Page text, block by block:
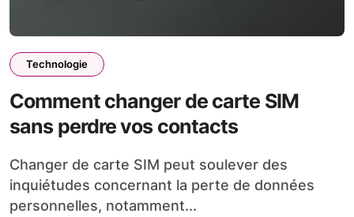
Technologie
Comment changer de carte SIM
sans perdre vos contacts
Changer de carte SIM peut soulever des
inquiétudes concernant la perte de données
personnelles, notamment...